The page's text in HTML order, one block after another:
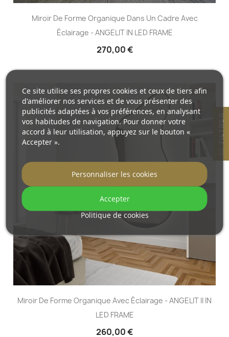
Miroir De Forme Organique Dans Un Cadre Avec
Éclairage - ANGELIT IN LED FRAME
270,00 €
Miroir De Forme Organique Avec Éclairage - ANGELIT II IN
LED FRAME
260,00 €
Ce site utilise ses propres cookies et ceux de tiers afin
d'améliorer nos services et de vous présenter des
publicités adaptées à vos préférences, en analysant
vos habitudes de navigation. Pour donner votre
accord à leur utilisation, appuyez sur le bouton «
Accepter ».
Politique de cookies
Personnaliser les cookies
Accepter
R